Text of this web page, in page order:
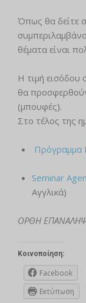
Όπως θα δείτε
θέματα είναι
Η τιμή εισόδου
θα
(μπουφές).
Στο τέλος της
Πρόγραμμα
Seminar
Αγγλικά)
ΟΡΘΗ
Κοινοποίηση:
Facebook
Εκτύπωση